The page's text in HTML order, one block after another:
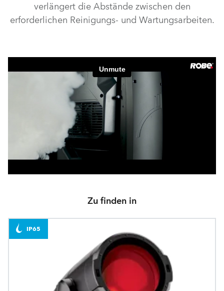
verlängert die Abstände zwischen den
erforderlichen Reinigungs- und Wartungsarbeiten.
Zu finden in
IP65